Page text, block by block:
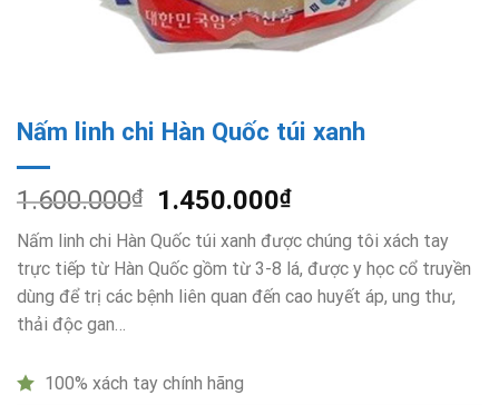
Nấm linh chi Hàn Quốc túi xanh
1.600.000₫ 1.450.000₫
Nấm linh chi Hàn Quốc túi xanh được chúng tôi xách tay
trực tiếp từ Hàn Quốc gồm từ 3-8 lá, được y học cổ truyền
dùng để trị các bệnh liên quan đến cao huyết áp, ung thư,
thải độc gan…
100% xách tay chính hãng